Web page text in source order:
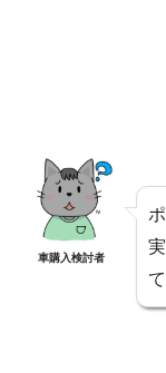
車購入検討者